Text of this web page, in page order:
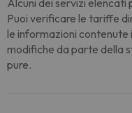
Alcuni dei servizi
Puoi verificare le tariffe
le informazioni contenute
modifiche da parte della
pure.